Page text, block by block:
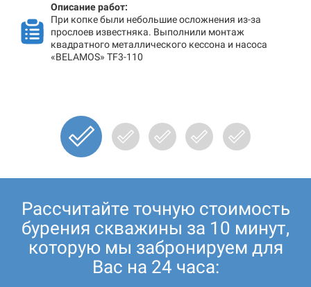
Описание работ:
При копке были небольшие осложнения из-за
прослоев известняка. Выполнили монтаж
квадратного металлического кессона и насоса
«BELAMOS» TF3-110
Рассчитайте точную стоимость
бурения скважины за 10 минут,
которую мы забронируем для
Вас на 24 часа: